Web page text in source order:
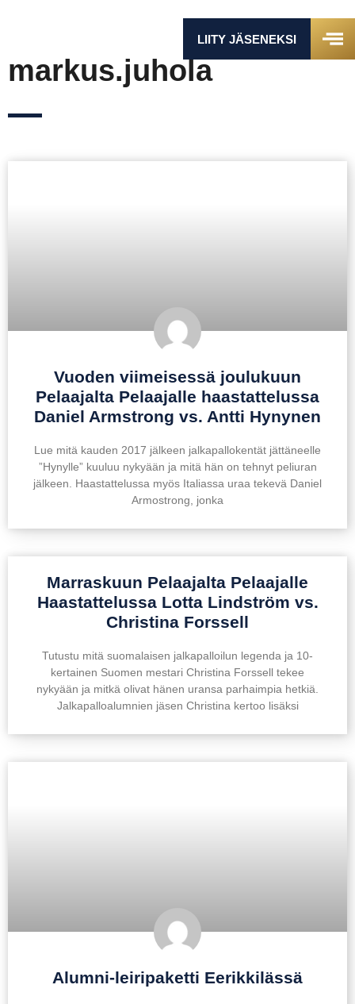
LIITY JÄSENEKSI
markus.juhola
Vuoden viimeisessä joulukuun
Pelaajalta Pelaajalle haastattelussa
Daniel Armstrong vs. Antti Hynynen
Lue mitä kauden 2017 jälkeen jalkapallokentät jättäneelle
”Hynylle” kuuluu nykyään ja mitä hän on tehnyt peliuran
jälkeen. Haastattelussa myös Italiassa uraa tekevä Daniel
Armostrong, jonka
Marraskuun Pelaajalta Pelaajalle
Haastattelussa Lotta Lindström vs.
Christina Forssell
Tutustu mitä suomalaisen jalkapalloilun legenda ja 10-
kertainen Suomen mestari Christina Forssell tekee
nykyään ja mitkä olivat hänen uransa parhaimpia hetkiä.
Jalkapalloalumnien jäsen Christina kertoo lisäksi
Alumni-leiripaketti Eerikkilässä